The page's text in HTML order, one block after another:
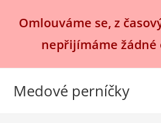
Omlouváme se, z
nepřijímáme žádné
Medové perníčky